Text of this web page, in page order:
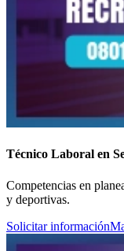
Técnico Laboral en
Competencias en
y deportivas.
Solicitar información